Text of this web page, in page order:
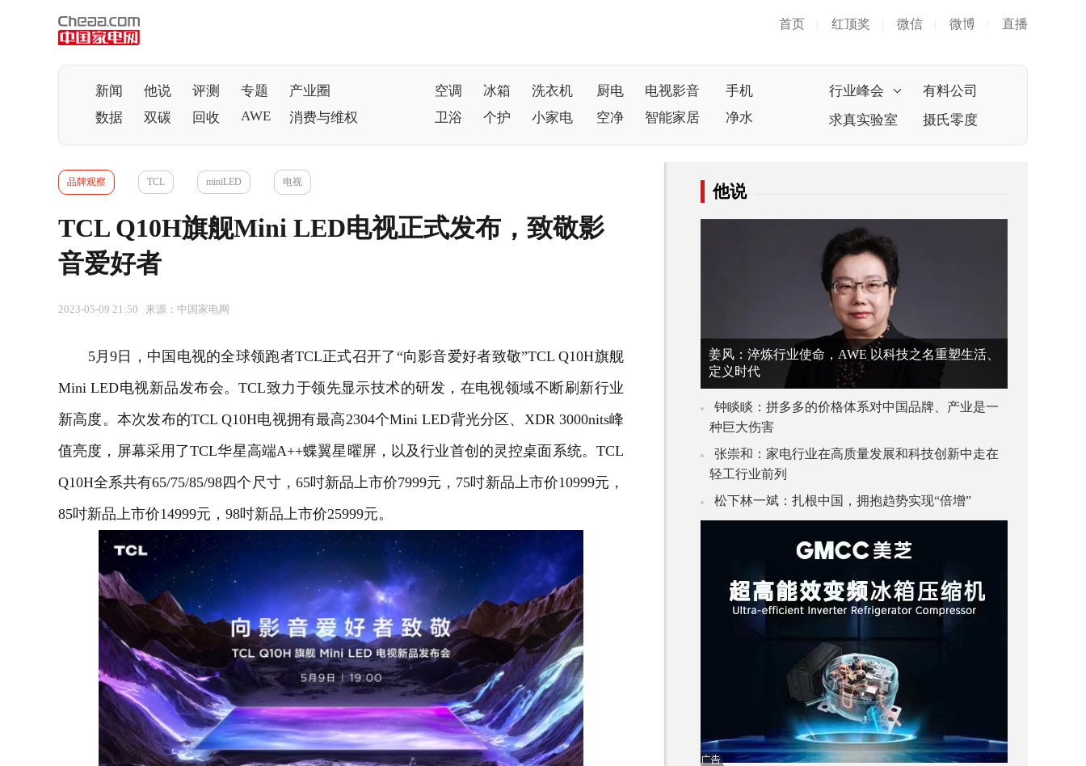
首页 红顶奖 微信 微博 直播
新闻 他说 评测 专题
产业圈
数据
双碳 回收 AWE 消费与维权
空调 冰箱 洗衣机 厨电 电视影音
手机
卫浴
个护 小家电 空净 智能家居 净水
行业峰会
有料公司
求真实验室
摄氏零度
品牌观察 TCL miniLED 电视
TCL Q10H旗舰Mini LED电视正式发布，致敬影
音爱好者
2023-05-09 21:50 来源：中国家电网
5月9日，中国 电视的全球领跑者TCL正式召开了“向影音爱好者致敬”TCL Q10H旗舰
Mini LED电视新品发布会。TCL致力于领先显示技术的研发，在电视领域不断刷新行业
新高度。本次发布的TCL Q10H电视拥有最高2304个Mini LED背光分区、XDR 3000nits峰
值亮度，屏幕采用了TCL华星高端A++蝶翼星曜屏，以及行业首创的灵控桌面系统。TCL
Q10H全系共有65/75/85/98四个尺寸，65吋新品上市价7999元，75吋新品上市价10999元，
85吋新品上市价14999元，98吋新品上市价25999元。
他说
姜风：淬炼行业使命，AWE 以科技之名重塑生活、
定义时代
钟睒睒：拼多多的价格体系对中国品牌、产业是一
种巨大伤害
张崇和：家电行业在高质量发展和科技创新中走在
轻工行业前列
松下林一斌：扎根中国，拥抱趋势实现“倍增”